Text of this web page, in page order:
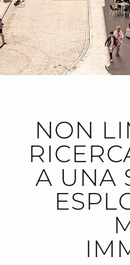
NON
A UNA